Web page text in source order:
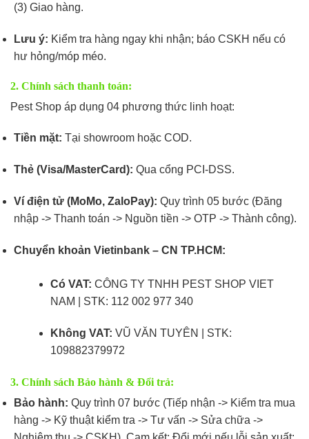
(3) Giao hàng.
Lưu ý: Kiểm tra hàng ngay khi nhận; báo CSKH nếu có
hư hỏng/móp méo.
2. Chính sách thanh toán:
Pest Shop áp dụng 04 phương thức linh hoạt:
Tiền mặt: Tại showroom hoặc COD.
Thẻ (Visa/MasterCard): Qua cổng PCI-DSS.
Ví điện tử (MoMo, ZaloPay): Quy trình 05 bước (Đăng
nhập -> Thanh toán -> Nguồn tiền -> OTP -> Thành công).
Chuyển khoản Vietinbank – CN TP.HCM:
Có VAT: CÔNG TY TNHH PEST SHOP VIET
NAM | STK: 112 002 977 340
Không VAT: VŨ VĂN TUYÊN | STK:
109882379972
3. Chính sách Bảo hành & Đổi trả:
Bảo hành: Quy trình 07 bước (Tiếp nhận -> Kiểm tra mua
hàng -> Kỹ thuật kiểm tra -> Tư vấn -> Sửa chữa ->